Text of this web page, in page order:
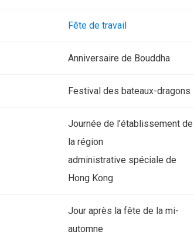
Fête de travail
Anniversaire de Bouddha
Festival des bateaux-dragons
Journée de l’établissement de
la région
administrative spéciale de
Hong Kong
Jour après la fête de la mi-
automne